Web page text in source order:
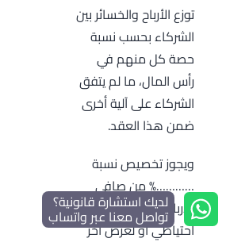
توزع الأرباح والخسائر بين
الشركاء بحسب نسبة
حصة كل منهم في
رأس المال، ما لم يتفق
الشركاء على آلية أخرى
ضمن هذا العقد.
ويجوز تخصيص نسبة
…………% من صافي
الأرباح السنوية لتكوين
احتياطي أو لغرض آخر
لديك استشارة قانونية؟
تواصل معنا عبر واتساب